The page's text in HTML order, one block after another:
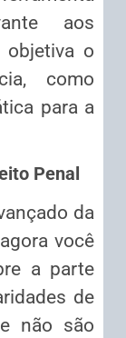
aos
objetiva o
como
para a
Penal
da
você
a parte
de
não são